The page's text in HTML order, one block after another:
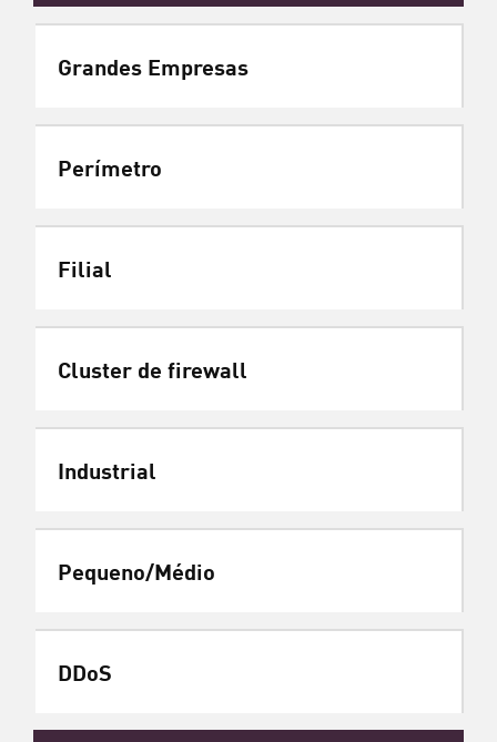
Grandes Empresas
Perímetro
Filial
Cluster de firewall
Industrial
Pequeno/Médio
DDoS